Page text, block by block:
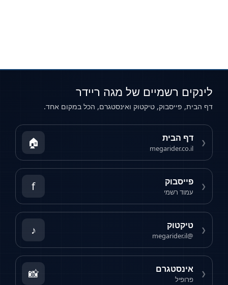
לינקים רשמיים של מגה ריידר
דף הבית, פייסבוק, טיקטוק ואינסטגרם, הכל במקום אחד.
❮ דף הבית
megarider.co.il
🏠
❮ פייסבוק
עמוד רשמי f
❮ טיקטוק
@megarider.il
♪
❮ אינסטגרם
פרופיל 📸